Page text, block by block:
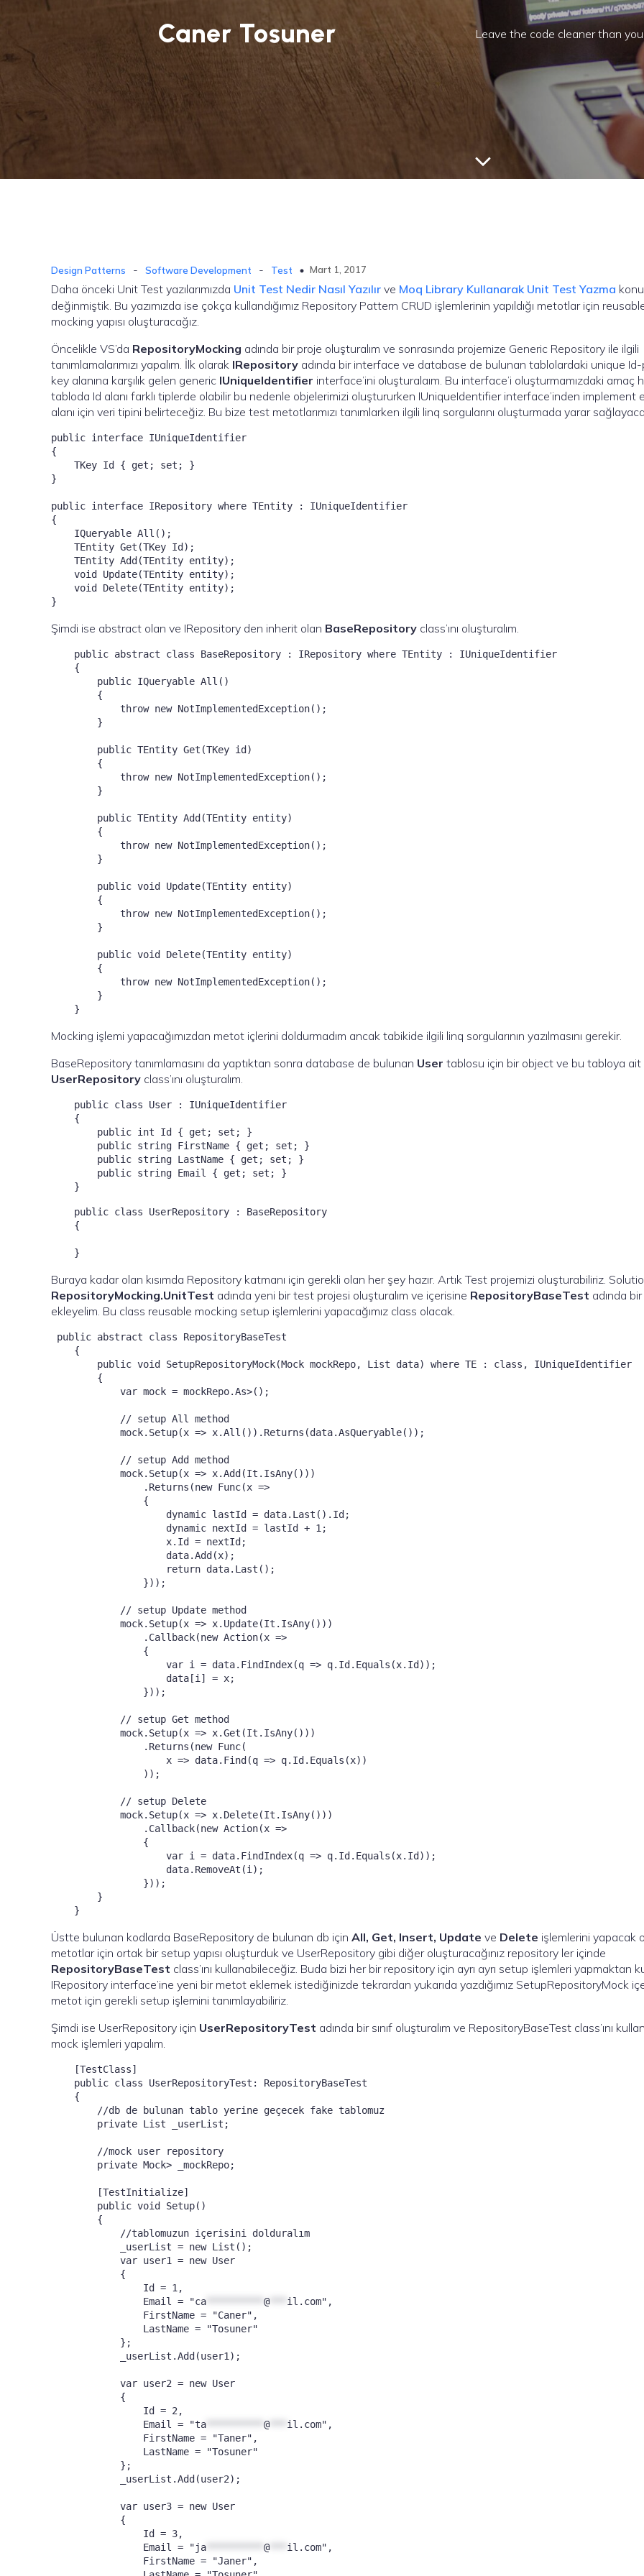
Caner Tosuner Leave the code cleaner than
Design Patterns - Software Development - Test Mart 1, 2017
Daha önceki Unit Test yazılarımızda Unit Test Nedir Nasıl Yazılır ve Moq Library Kullanarak Unit Test Yazma
değinmiştik. Bu yazımızda ise çokça kullandığımız Repository Pattern CRUD işlemlerinin yapıldığı metotlar için
mocking yapısı oluşturacağız.
Öncelikle VS’da RepositoryMocking adında bir proje oluşturalım ve sonrasında projemize Generic Repository ile ilgili
tanımlamalarımızı yapalım. İlk olarak IRepository adında bir interface ve database de bulunan tablolardaki unique
key alanına karşılık gelen generic IUniqueIdentifier interface’ini oluşturalaım. Bu interface’i oluşturmamızdaki amaç
tabloda Id alanı farklı tiplerde olabilir bu nedenle objelerimizi oluştururken IUniqueIdentifier interface’inden implement
alanı için veri tipini belirteceğiz. Bu bize test metotlarımızı tanımlarken ilgili linq sorgularını oluşturmada yarar
public interface IUniqueIdentifier
{
    TKey Id { get; set; }
}
public interface IRepository where TEntity : IUniqueIdentifier
{
    IQueryable
All();
    TEntity Get(TKey Id);
    TEntity Add(TEntity entity);
    void Update(TEntity entity);
    void Delete(TEntity entity);
}
Şimdi ise abstract olan ve IRepository den inherit olan BaseRepository class’ını oluşturalım.
    public abstract class BaseRepository
: IRepository where TEntity : IUniqueIdentifier
    {
        public IQueryable
All()
        {
            throw new NotImplementedException();
        }
        public TEntity Get(TKey id)
        {
            throw new NotImplementedException();
        }
        public TEntity Add(TEntity entity)
        {
            throw new NotImplementedException();
        }
        public void Update(TEntity entity)
        {
            throw new NotImplementedException();
        }
        public void Delete(TEntity entity)
        {
            throw new NotImplementedException();
        }
    }
Mocking işlemi yapacağımızdan metot içlerini doldurmadım ancak tabikide ilgili linq sorgularının yazılmasını gerekir.
BaseRepository tanımlamasını da yaptıktan sonra database de bulunan User tablosu için bir object ve bu tabloya ait
UserRepository class’ını oluşturalım.
    public class User : IUniqueIdentifier
    {
        public int Id { get; set; }
        public string FirstName { get; set; }
        public string LastName { get; set; }
        public string Email { get; set; }
    }
    public class UserRepository : BaseRepository
    {
    }
Buraya kadar olan kısımda Repository katmanı için gerekli olan her şey hazır. Artık Test projemizi oluşturabiliriz.
RepositoryMocking.UnitTest adında yeni bir test projesi oluşturalım ve içerisine RepositoryBaseTest adında
ekleyelim. Bu class reusable mocking setup işlemlerini yapacağımız class olacak.
public abstract class RepositoryBaseTest
    {
        public void SetupRepositoryMock
(Mock mockRepo, List data) where TE : class, IUniqueIdentifier
        {
            var mock = mockRepo.As
>();
            // setup All method
            mock.Setup(x => x.All()).Returns(data.AsQueryable());
            // setup Add method
            mock.Setup(x => x.Add(It.IsAny
()))
                .Returns(new Func
(x =>
                {
                    dynamic lastId = data.Last().Id;
                    dynamic nextId = lastId + 1;
                    x.Id = nextId;
                    data.Add(x);
                    return data.Last();
                }));
            // setup Update method
            mock.Setup(x => x.Update(It.IsAny
()))
                .Callback(new Action
(x =>
                {
                    var i = data.FindIndex(q => q.Id.Equals(x.Id));
                    data[i] = x;
                }));
            // setup Get method
            mock.Setup(x => x.Get(It.IsAny
()))
                .Returns(new Func
(
                    x => data.Find(q => q.Id.Equals(x))
                ));
            // setup Delete
            mock.Setup(x => x.Delete(It.IsAny
()))
                .Callback(new Action
(x =>
                {
                    var i = data.FindIndex(q => q.Id.Equals(x.Id));
                    data.RemoveAt(i);
                }));
        }
    }
Üstte bulunan kodlarda BaseRepository de bulunan db için All, Get, Insert, Update ve Delete işlemlerini yapacak
metotlar için ortak bir setup yapısı oluşturduk ve UserRepository gibi diğer oluşturacağınız repository ler içinde
RepositoryBaseTest class’ını kullanabileceğiz. Buda bizi her bir repository için ayrı ayrı setup işlemleri yapmaktan
IRepository interface’ine yeni bir metot eklemek istediğinizde tekrardan yukarıda yazdığımız SetupRepositoryMock
metot için gerekli setup işlemini tanımlayabiliriz.
Şimdi ise UserRepository için UserRepositoryTest adında bir sınıf oluşturalım ve RepositoryBaseTest class’ını
mock işlemleri yapalım.
    [TestClass]
    public class UserRepositoryTest: RepositoryBaseTest
    {
        //db de bulunan tablo yerine geçecek fake tablomuz
        private List
_userList;
        //mock user repository
        private Mock
> _mockRepo;
        [TestInitialize]
        public void Setup()
        {
            //tablomuzun içerisini dolduralım
            _userList = new List
();
            var user1 = new User
            {
                Id = 1,
                Email = "
ca @ il.com",
                FirstName = "Caner",
                LastName = "Tosuner"
            };
            _userList.Add(user1);
            var user2 = new User
            {
                Id = 2,
                Email = "
ta @ il.com",
                FirstName = "Taner",
                LastName = "Tosuner"
            };
            _userList.Add(user2);
            var user3 = new User
            {
                Id = 3,
                Email = "
ja @ il.com",
                FirstName = "Janer",